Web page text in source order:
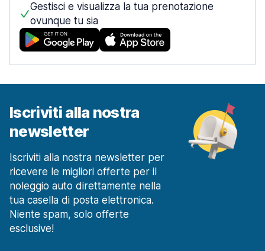
Gestisci e visualizza la tua prenotazione
ovunque tu sia
Iscriviti alla nostra
newsletter
Iscriviti alla nostra newsletter per
ricevere le migliori offerte per il
noleggio auto direttamente nella
tua casella di posta elettronica.
Niente spam, solo offerte
esclusive!